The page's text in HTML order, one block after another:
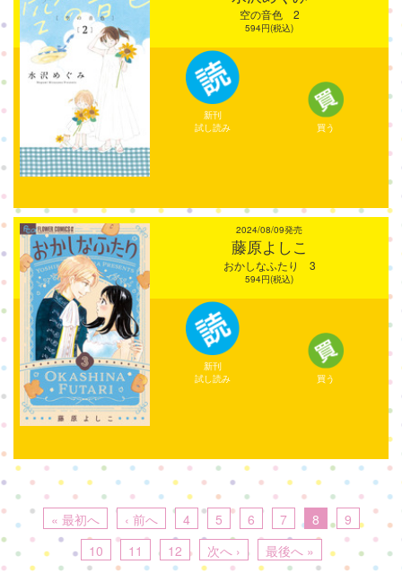
空の音色 2
594円(税込)
新刊
試し読み
買う
2024/08/09発売
藤原よしこ
おかしなふたり 3
594円(税込)
新刊
試し読み
買う
« 最初へ ‹ 前へ 4 5 6 7 8
9
10
11 12 次へ › 最後へ »